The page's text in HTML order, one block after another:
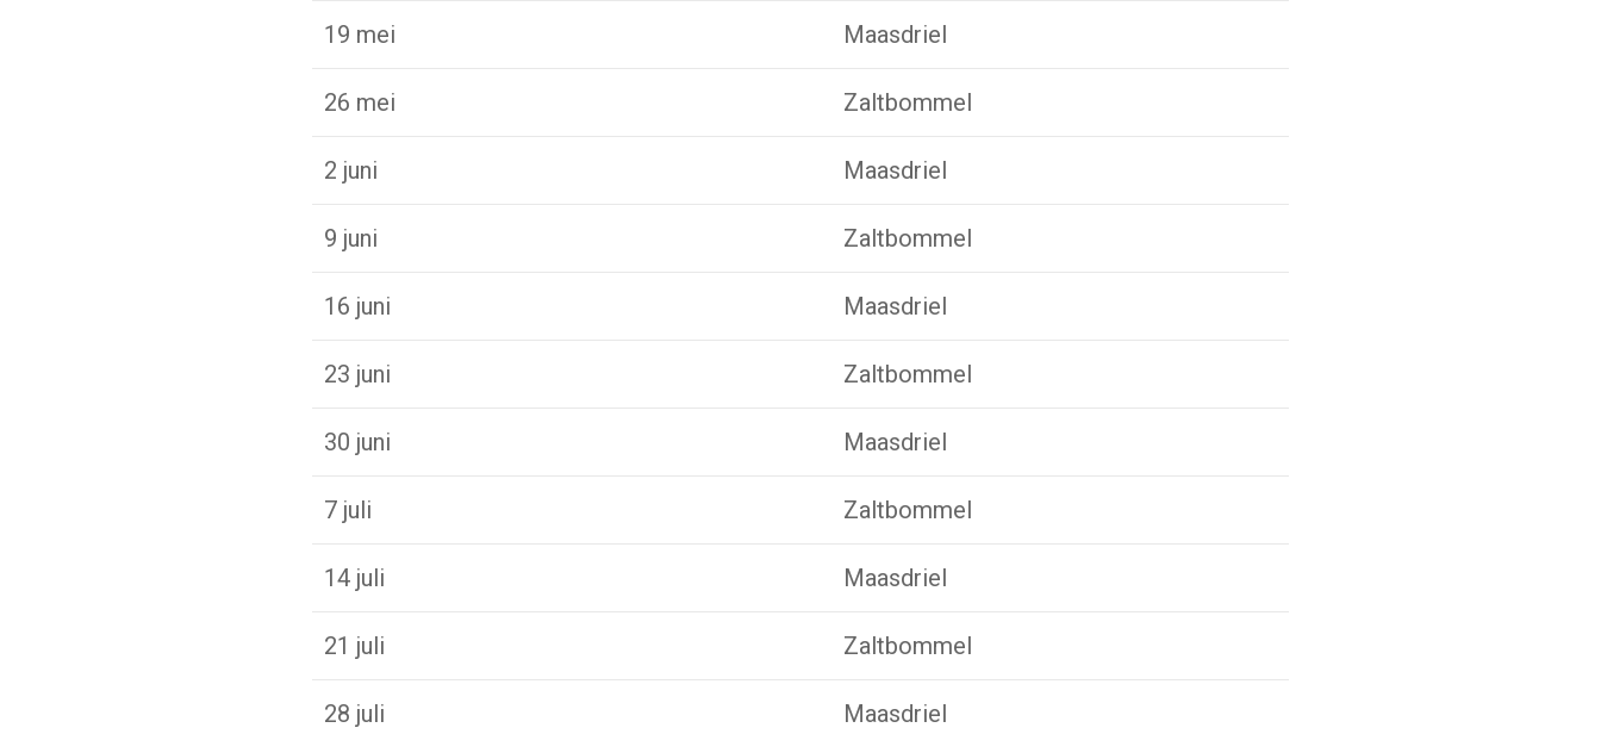
19 mei Maasdriel
26 mei Zaltbommel
2 juni Maasdriel
9 juni Zaltbommel
16 juni Maasdriel
23 juni Zaltbommel
30 juni Maasdriel
7 juli Zaltbommel
14 juli Maasdriel
21 juli Zaltbommel
28 juli Maasdriel